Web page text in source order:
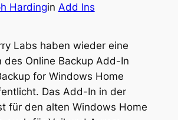
Hardingin Add Ins
Labs haben wieder eine
des Online Backup Add-In
for Windows Home
Das Add-In in der
für den alten Windows Home